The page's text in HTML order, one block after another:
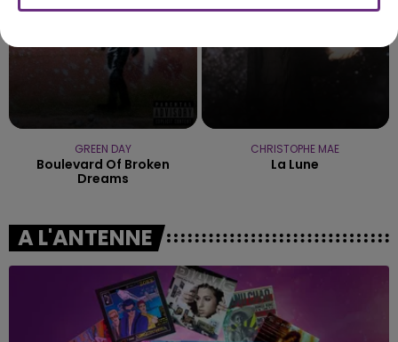
GREEN DAY
Boulevard Of Broken
Dreams
CHRISTOPHE MAE
La Lune
A L'ANTENNE